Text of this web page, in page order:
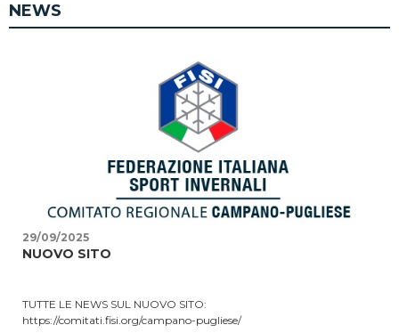
NEWS
29/09/2025
NUOVO SITO
TUTTE LE NEWS SUL NUOVO SITO:
https://comitati.fisi.org/campano-pugliese/